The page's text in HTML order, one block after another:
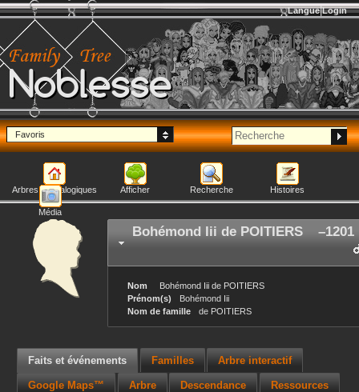
Noblesse
Langue Login
Favoris
Arbres généalogiques Afficher Recherche Histoires
Média
Bohémond Iii de POITIERS –1201
Nom Bohémond Iii de POITIERS
Prénom(s)
Bohémond Iii
Nom de famille
de POITIERS
Faits et événements Familles Arbre interactif
Google Maps™ Arbre Descendance Ressources